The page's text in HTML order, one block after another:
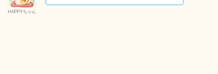
HAPPYちゃん